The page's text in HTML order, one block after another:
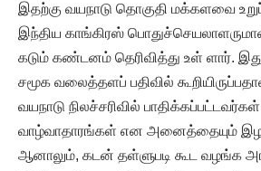
இதற்கு வயநாடு தொகுதி மக்களவை
இந்திய காங்கிரஸ் பொதுச்செயலாளருமான
கடும் கண்டனம் தெரிவித்து உள் ளார்.
சமூக வலைத்தளப் பதிவில்
வயநாடு நிலச்சரிவில்
வாழ்வாதாரங்கள் என அனைத்தையும்
ஆனாலும், கடன் தள்ளுபடி கூட வழங்க